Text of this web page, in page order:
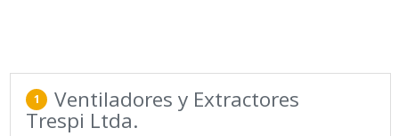
1 Ventiladores y Extractores
Trespi Ltda.